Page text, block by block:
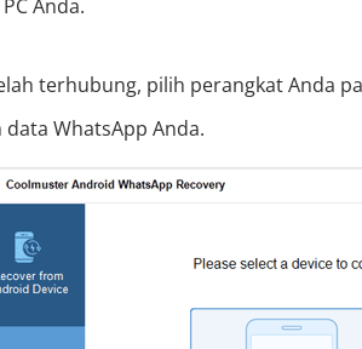
Anda.
terhubung, pilih perangkat Anda
WhatsApp Anda.